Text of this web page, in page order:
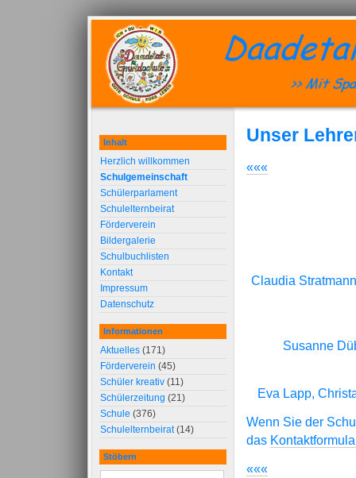
Unser
«««
Claudia
Susanne
Eva Lapp,
Wenn Sie der
das
«««
Inhalt
Herzlich willkommen
Schulgemeinschaft
Schülerparlament
Schulelternbeirat
Förderverein
Bildergalerie
Schulbuchlisten
Kontakt
Impressum
Datenschutz
Informationen
Aktuelles (171)
Förderverein (45)
Schüler kreativ (11)
Schülerzeitung (21)
Schule (376)
Schulelternbeirat(14)
Stöbern